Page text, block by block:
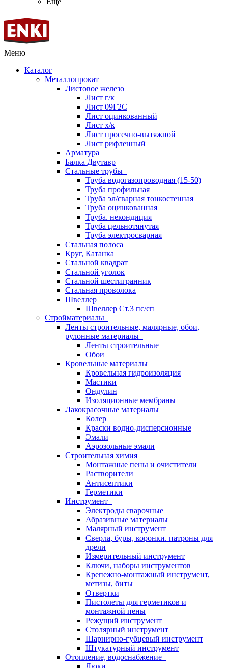
Меню
Каталог
Металлопрокат
Листовое железо
Лист г/к
Лист 09Г2С
Лист оцинкованный
Лист х/к
Лист просечно-вытяжной
Лист рифленный
Арматура
Балка Двутавр
Стальные трубы
Труба водогазопроводная (15-50)
Труба профильная
Труба эл/сварная тонкостенная
Труба оцинкованная
Труба. некондиция
Труба цельнотянутая
Труба электросварная
Стальная полоса
Круг, Катанка
Стальной квадрат
Стальной уголок
Стальной шестигранник
Стальная проволока
Швеллер
Швеллер Ст.3 пс/сп
Стройматериалы
Ленты строительные, малярные, обои,
рулонные материалы
Ленты строительные
Обои
Кровельные материалы
Кровельная гидроизоляция
Мастики
Ондулин
Изоляционные мембраны
Лакокрасочные материалы
Колер
Краски водно-дисперсионные
Эмали
Аэрозольные эмали
Строительная химия
Монтажные пены и очистители
Растворители
Антисептики
Герметики
Инструмент
Электроды сварочные
Абразивные материалы
Малярный инструмент
Сверла, буры, коронки. патроны для
дрели
Измерительный инструмент
Ключи, наборы инструментов
Крепежно-монтажный инструмент,
метизы, биты
Отвертки
Пистолеты для герметиков и
монтажной пены
Режущий инструмент
Столярный инструмент
Шарнирно-губцевый инструмент
Штукатурный инструмент
Отопление, водоснабжение
Люки